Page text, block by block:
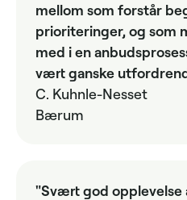
mellom som forstår
prioriteringer, og som
med i en
vært ganske
C. Kuhnle-Nesset
Bærum
"Svært god opplevelse